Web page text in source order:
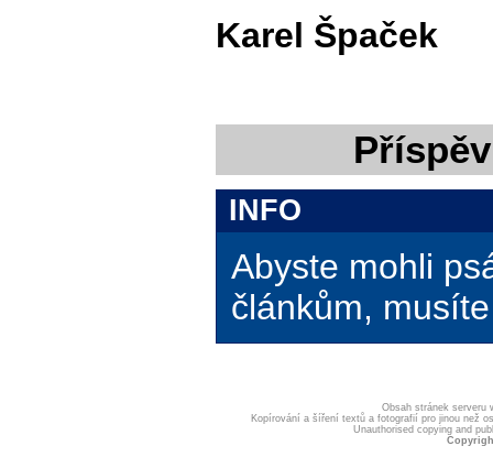
Karel Špaček
INFO
Abyste mohli
článkům,
Obsah stránek serveru
Kopírování a šíření textů a fotografií pro jinou než
Unauthorised copying and